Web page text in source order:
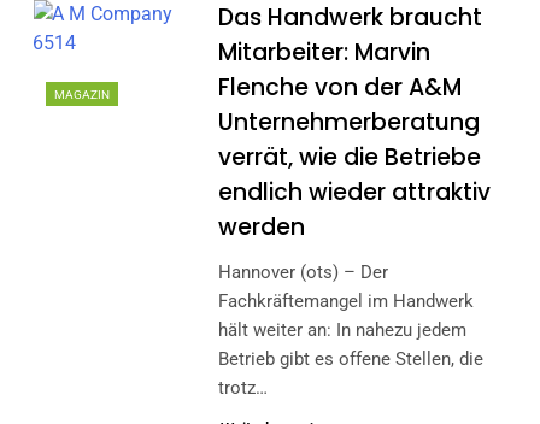
MAGAZIN
Das Handwerk braucht
Mitarbeiter: Marvin
Flenche von der A&M
Unternehmerberatung
verrät, wie die Betriebe
endlich wieder attraktiv
werden
Hannover (ots) – Der
Fachkräftemangel im Handwerk
hält weiter an: In nahezu jedem
Betrieb gibt es offene Stellen, die
trotz…